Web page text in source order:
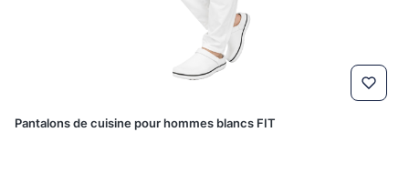
Pantalons de cuisine pour hommes blancs FIT